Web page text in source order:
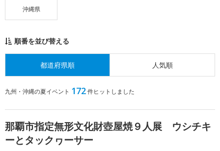
沖縄県
順番を並び替える
都道府県順 人気順
九州・沖縄の夏イベント 172件ヒットしました
那覇市指定無形文化財壺屋焼９人展 ウシチキ
ーとタックヮーサー